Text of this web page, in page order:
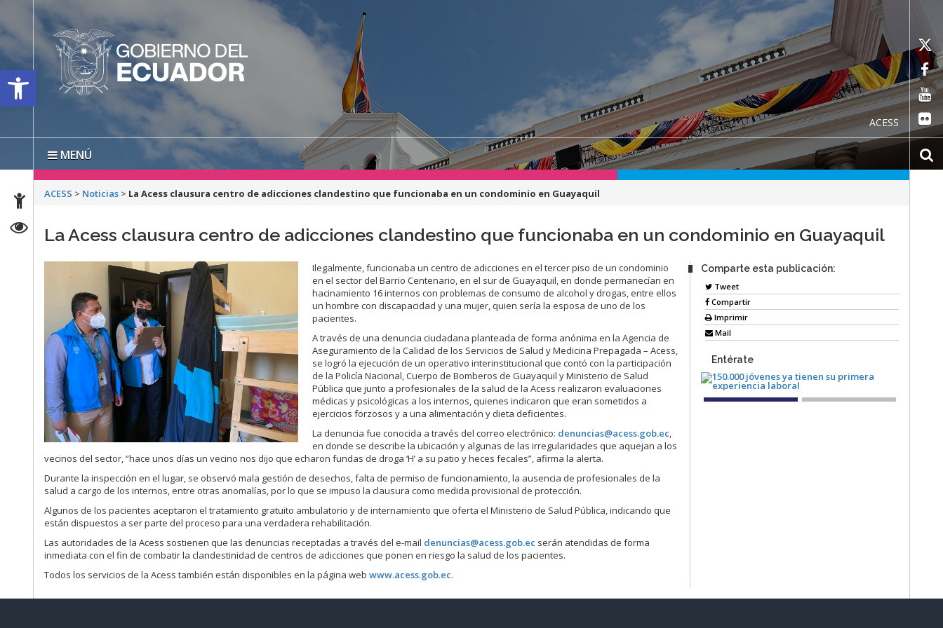
Open toolbar
ACESS
MENÚ
ACESS > Noticias > La Acess clausura centro de adicciones clandestino que funcionaba en un condominio en Guayaquil
La Acess clausura centro de adicciones clandestino que funcionaba en un condominio en Guayaquil
Ilegalmente, funcionaba un centro de adicciones en el tercer piso de un condominio
en el sector del Barrio Centenario, en el sur de Guayaquil, en donde permanecían en
hacinamiento 16 internos con problemas de consumo de alcohol y drogas, entre ellos
un hombre con discapacidad y una mujer, quien sería la esposa de uno de los
pacientes.
A través de una denuncia ciudadana planteada de forma anónima en la Agencia de
Aseguramiento de la Calidad de los Servicios de Salud y Medicina Prepagada – Acess,
se logró la ejecución de un operativo interinstitucional que contó con la participación
de la Policía Nacional, Cuerpo de Bomberos de Guayaquil y Ministerio de Salud
Pública que junto a profesionales de la salud de la Acess realizaron evaluaciones
médicas y psicológicas a los internos, quienes indicaron que eran sometidos a
ejercicios forzosos y a una alimentación y dieta deficientes.
La denuncia fue conocida a través del correo electrónico: denuncias@acess.gob.ec,
en donde se describe la ubicación y algunas de las irregularidades que aquejan a los
vecinos del sector, “hace unos días un vecino nos dijo que echaron fundas de droga ‘H’ a su patio y heces fecales”, afirma la alerta.
Durante la inspección en el lugar, se observó mala gestión de desechos, falta de permiso de funcionamiento, la ausencia de profesionales de la
salud a cargo de los internos, entre otras anomalías, por lo que se impuso la clausura como medida provisional de protección.
Algunos de los pacientes aceptaron el tratamiento gratuito ambulatorio y de internamiento que oferta el Ministerio de Salud Pública, indicando que
están dispuestos a ser parte del proceso para una verdadera rehabilitación.
Las autoridades de la Acess sostienen que las denuncias receptadas a través del e-mail denuncias@acess.gob.ec serán atendidas de forma
inmediata con el fin de combatir la clandestinidad de centros de adicciones que ponen en riesgo la salud de los pacientes.
Todos los servicios de la Acess también están disponibles en la página webwww.acess.gob.ec.
Comparte esta publicación:
Tweet
Compartir
Imprimir
Mail
Entérate